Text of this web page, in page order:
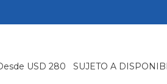
USD 280 SUJETO A